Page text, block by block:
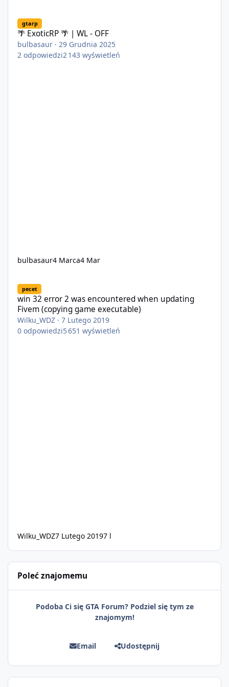
gtarp
🌴 ExoticRP 🌴 | WL - OFF
bulbasaur ·29 Grudnia 2025
2 odpowiedzi2 143 wyświetleń
bulbasaur4 Marca4 Mar
pecet
win 32 error 2 was encountered when updating
Fivem (copying game executable)
Wilku_WDZ ·7 Lutego 2019
0 odpowiedzi5 651 wyświetleń
Wilku_WDZ7 Lutego 20197 l
Poleć znajomemu
Podoba Ci się GTA Forum? Podziel się tym ze
znajomym!
Email Udostępnij